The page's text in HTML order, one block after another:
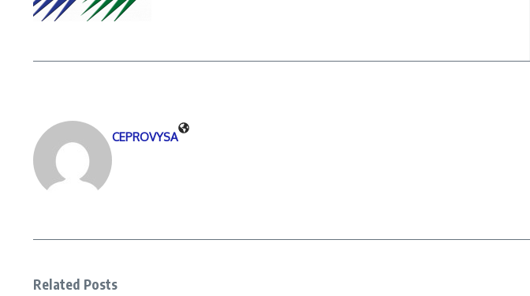
CEPROVYSA
Related Posts